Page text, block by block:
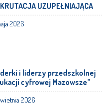
UZUPEŁNIAJĄCA
2026
i liderzy przedszkolnej
cyfrowej Mazowsze”
2026